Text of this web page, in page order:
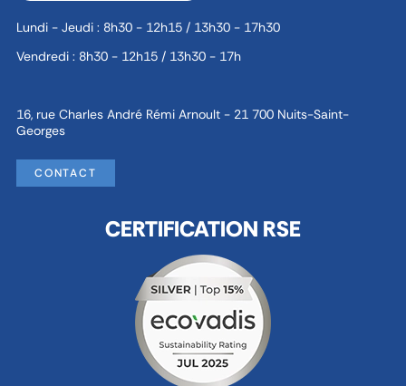
Lundi - Jeudi : 8h30 - 12h15 / 13h30 - 17h30
Vendredi : 8h30 - 12h15 / 13h30 - 17h
16, rue Charles André Rémi Arnoult - 21 700 Nuits-Saint-
Georges
CONTACT
CERTIFICATION RSE